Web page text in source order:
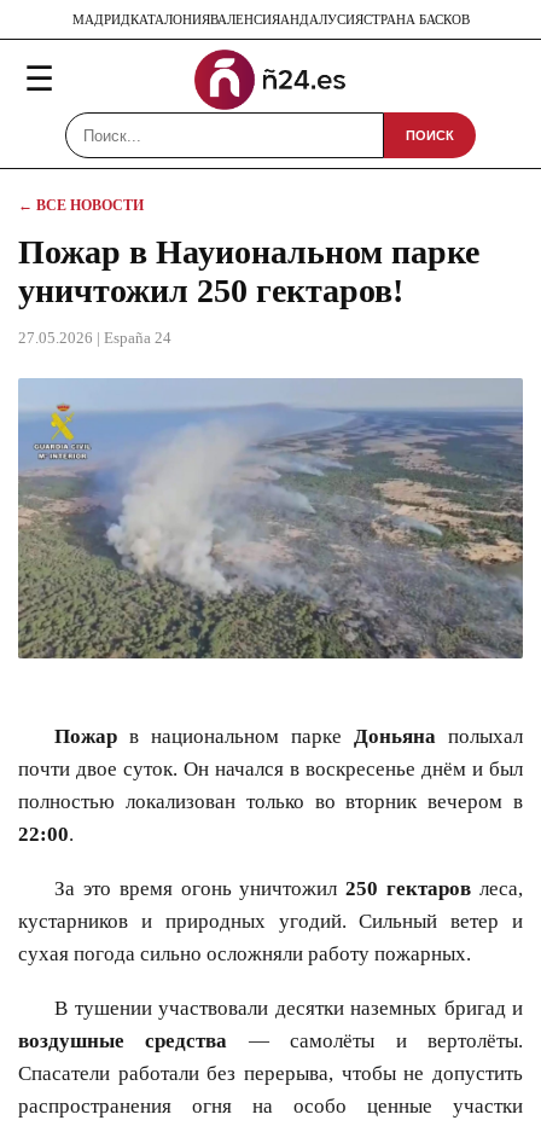
МАДРИДКАТАЛОНИЯВАЛЕНСИЯАНДАЛУСИЯСТРАНА БАСКОВ
☰
ПОИСК
← ВСЕ НОВОСТИ
Пожар в Науиональном парке
уничтожил 250 гектаров!
27.05.2026 | España 24
Пожар в национальном парке Доньяна полыхал
почти двое суток. Он начался в воскресенье днём и был
полностью локализован только во вторник вечером в
22:00.
За это время огонь уничтожил250 гектаров леса,
кустарников и природных угодий. Сильный ветер и
сухая погода сильно осложняли работу пожарных.
В тушении участвовали десятки наземных бригад и
воздушные средства — самолёты и вертолёты.
Спасатели работали без перерыва, чтобы не допустить
распространения огня на особо ценные участки